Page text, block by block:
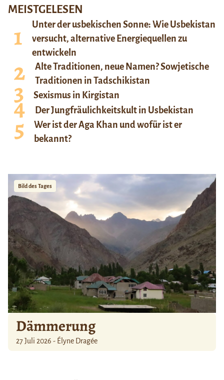
MEISTGELESEN
Unter der usbekischen Sonne: Wie Usbekistan
versucht, alternative Energiequellen zu
entwickeln
Alte Traditionen, neue Namen? Sowjetische
Traditionen in Tadschikistan
Sexismus in Kirgistan
Der Jungfräulichkeitskult in Usbekistan
Wer ist der Aga Khan und wofür ist er
bekannt?
Bild des Tages
Dämmerung
27 Juli 2026 - Élyne Dragée